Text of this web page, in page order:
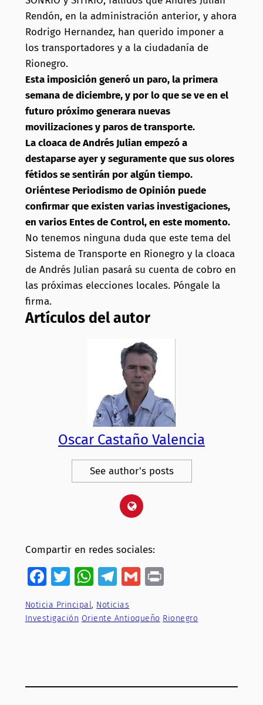
Rendón, en la administración anterior, y ahora
Rodrigo Hernandez, han querido imponer a
los transportadores y a la ciudadanía de
Rionegro.
Esta imposición generó un paro, la primera
semana de diciembre, y por lo que se ve en el
futuro próximo generara nuevas
movilizaciones y paros de transporte.
La cloaca de Andrés Julian empezó a
destaparse ayer y seguramente que sus olores
fétidosse sentirán por algún tiempo.
Oriéntese Periodismo de Opinión puede
confirmar que existen varias investigaciones,
en varios Entes de Control, en este momento.
No tenemos ninguna duda que este tema del
Sistema de Transporte en Rionegro y la cloaca
de Andrés Julian pasará su cuenta de cobro en
las próximas elecciones locales. Póngale la
firma.
Artículos del autor
Oscar Castaño Valencia
See author's posts
Compartir en redes sociales:
Facebook
Twitter
WhatsApp
Telegram
GmailPrint
Noticia Principal, Noticias
Investigación Oriente Antioqueño Rionegro